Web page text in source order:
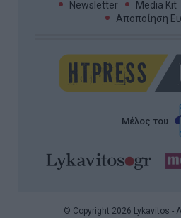
Newsletter
Media Kit
Αποποίηση
Μέλος του
© Copyright 2026 Lykavitos -